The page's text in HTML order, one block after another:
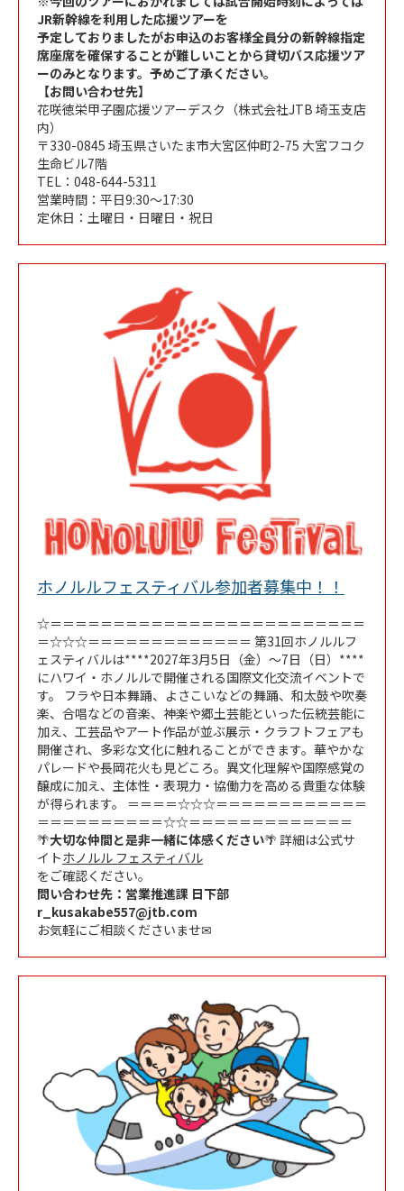
JR新幹線を利用した応援ツアーを
予定しておりましたがお申込のお客様全員分の新幹線指定
席座席を確保することが難しいことから貸切バス応援ツア
ーのみとなります。予めご了承ください。
【お問い合わせ先】
花咲徳栄甲子園応援ツアーデスク（株式会社JTB 埼玉支店
内）
〒330-0845 埼玉県さいたま市大宮区仲町2-75 大宮フコク
生命ビル7階
TEL：048-644-5311
営業時間：平日9:30～17:30
定休日：土曜日・日曜日・祝日
ホノルルフェスティバル参加者募集中！！
☆＝＝＝＝＝＝＝＝＝＝＝＝＝＝＝＝＝＝＝＝＝＝＝＝＝
＝☆☆☆＝＝＝＝＝＝＝＝＝＝＝＝＝ 第31回ホノルルフ
ェスティバルは****2027年3月5日（金）～7日（日）****
にハワイ・ホノルルで開催される国際文化交流イベントで
す。 フラや日本舞踊、よさこいなどの舞踊、和太鼓や吹奏
楽、合唱などの音楽、神楽や郷土芸能といった伝統芸能に
加え、工芸品やアート作品が並ぶ展示・クラフトフェアも
開催され、多彩な文化に触れることができます。華やかな
パレードや長岡花火も見どころ。異文化理解や国際感覚の
醸成に加え、主体性・表現力・協働力を高める貴重な体験
が得られます。 ＝＝＝＝☆☆☆＝＝＝＝＝＝＝＝＝＝＝＝
＝＝＝＝＝＝＝＝＝＝☆☆＝＝＝＝＝＝＝＝＝＝＝＝＝
🌴大切な仲間と是非一緒に体感ください🌴 詳細は公式サ
イトホノルル フェスティバル
をご確認ください。
問い合わせ先：営業推進課 日下部
r_kusakabe557@jtb.com
お気軽にご相談くださいませ✉